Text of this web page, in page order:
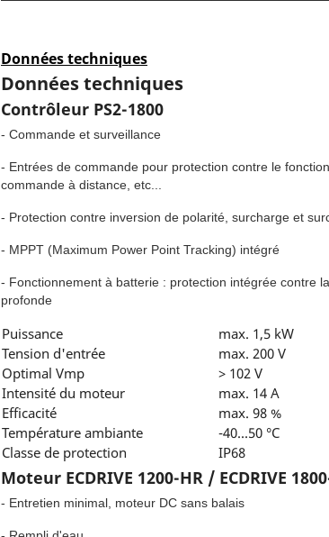
Données techniques
Données techniques
Contrôleur PS2-1800
- Commande et surveillance
- Entrées de commande pour protection contre le
commande à distance, etc...
- Protection contre inversion de polarité, surcharge et
- MPPT (Maximum Power Point Tracking) intégré
- Fonctionnement à batterie : protection intégrée contre
profonde
Puissance
max. 1,5 kW
Tension d'entrée
max. 200 V
Optimal Vmp
> 102 V
Intensité du moteur
max. 14 A
Efficacité
max. 98 %
Température ambiante
-40...50 °C
Classe de protection
IP68
Moteur ECDRIVE 1200-HR / ECDRIVE
- Entretien minimal, moteur DC sans balais